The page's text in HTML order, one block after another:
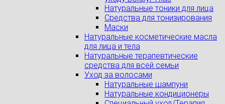
Натуральные тоники для лица
Средства для тонизирования
Маски
Натуральные косметические масла
для лица и тела
Натуральные терапевтические
средства для всей семьи
Уход за волосами
Натуральные шампуни
Натуральные кондиционеры